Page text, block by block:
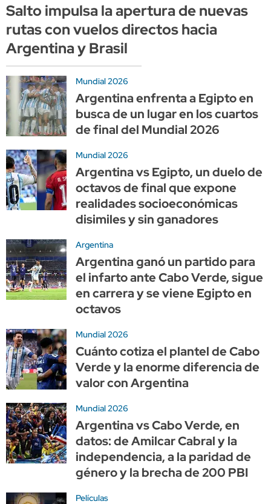
Salto impulsa la apertura de nuevas
rutas con vuelos directos hacia
Argentina y Brasil
Mundial 2026
Argentina enfrenta a Egipto en
busca de un lugar en los cuartos
de final del Mundial 2026
Mundial 2026
Argentina vs Egipto, un duelo de
octavos de final que expone
realidades socioeconómicas
disimiles y sin ganadores
Argentina
Argentina ganó un partido para
el infarto ante Cabo Verde, sigue
en carrera y se viene Egipto en
octavos
Mundial 2026
Cuánto cotiza el plantel de Cabo
Verde y la enorme diferencia de
valor con Argentina
Mundial 2026
Argentina vs Cabo Verde, en
datos: de Amilcar Cabral y la
independencia, a la paridad de
género y la brecha de 200 PBI
Películas